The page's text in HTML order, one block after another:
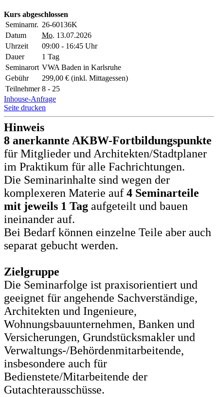
Kurs abgeschlossen
Seminarnr. 26-60136K
Datum
Mo. 13.07.2026
Uhrzeit
09:00 - 16:45 Uhr
Dauer
1 Tag
Seminarort VWA Baden in Karlsruhe
Gebühr
299,00 € (inkl. Mittagessen)
Teilnehmer 8 - 25
Inhouse-Anfrage
Seite drucken
Hinweis
8 anerkannte AKBW-Fortbildungspunkte
für Mitglieder und Architekten/Stadtplaner
im Praktikum für alle Fachrichtungen.
Die Seminarinhalte sind wegen der
komplexeren Materie auf 4 Seminarteile
mit jeweils 1 Tag aufgeteilt und bauen
ineinander auf.
Bei Bedarf können einzelne Teile aber auch
separat gebucht werden.
Zielgruppe
Die Seminarfolge ist praxisorientiert und
geeignet für angehende Sachverständige,
Architekten und Ingenieure,
Wohnungsbauunternehmen, Banken und
Versicherungen, Grundstücksmakler und
Verwaltungs-/Behördenmitarbeitende,
insbesondere auch für
Bedienstete/Mitarbeitende der
Gutachterausschüsse.